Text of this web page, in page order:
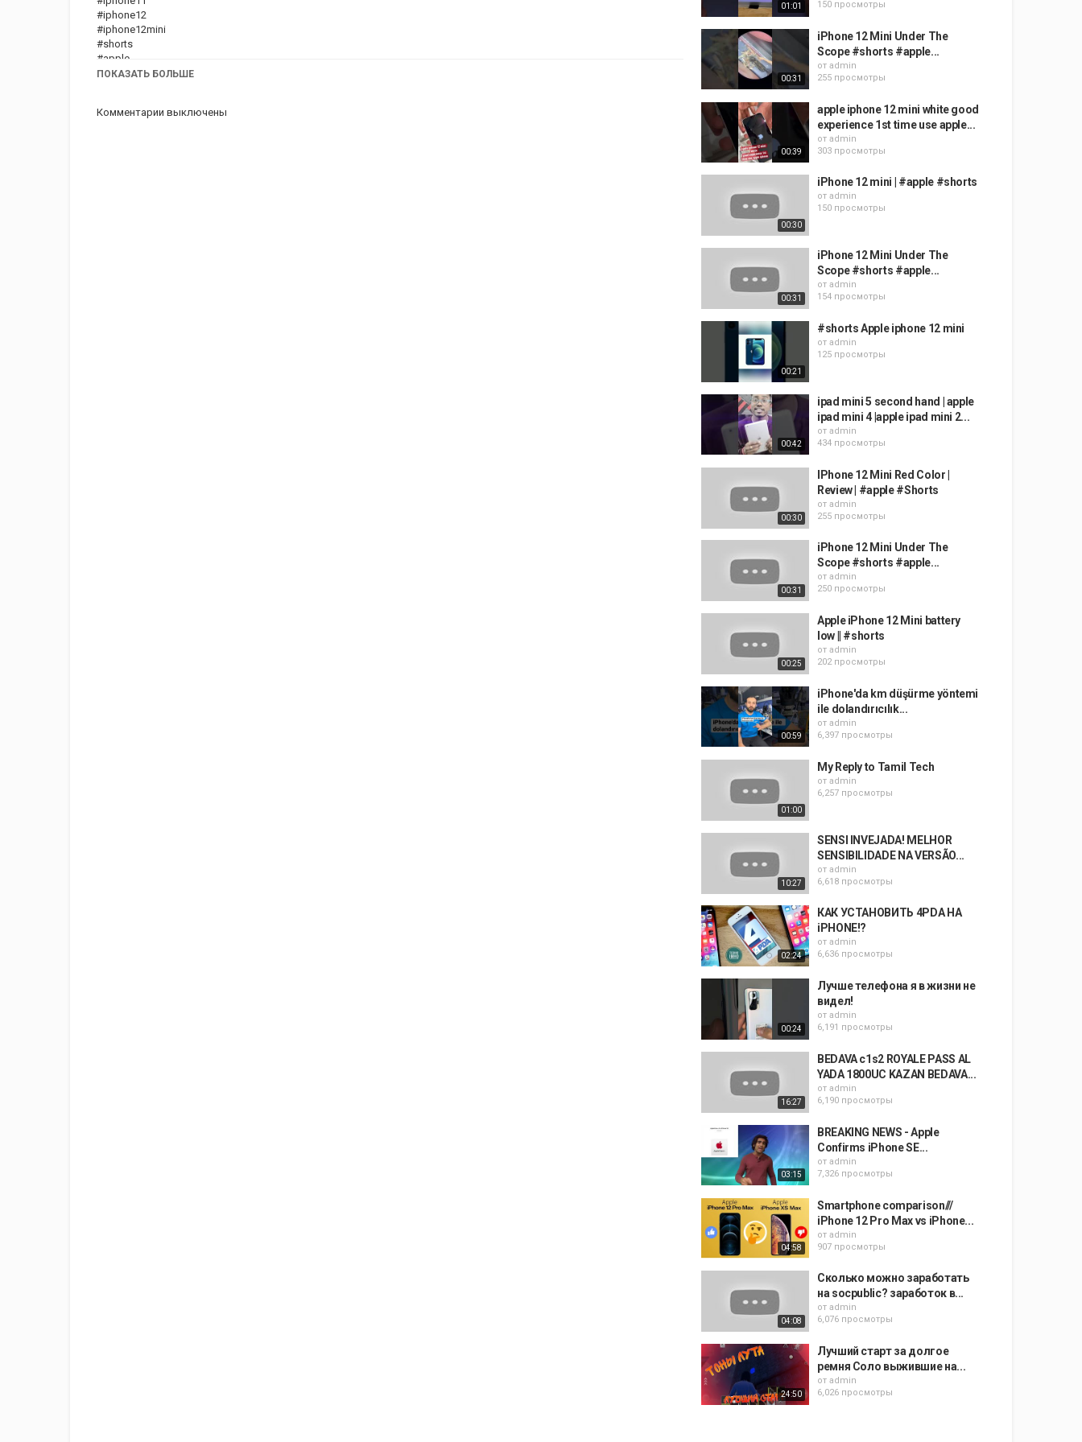
#iphone12
#iphone12mini
#shorts
#apple
ПОКАЗАТЬ БОЛЬШЕ
Комментарии выключены
01:01 150 просмотры
00:31
iPhone 12 Mini Under The
Scope #shorts #apple...
от admin
255 просмотры
00:39
apple iphone 12 mini white good
experience 1st time use apple...
от admin
303 просмотры
00:30
iPhone 12 mini | #apple #shorts
от admin
150 просмотры
00:31
iPhone 12 Mini Under The
Scope #shorts #apple...
от admin
154 просмотры
00:21
#shorts Apple iphone 12 mini
от admin
125 просмотры
00:42
ipad mini 5 second hand | apple
ipad mini 4 |apple ipad mini 2...
от admin
434 просмотры
00:30
IPhone 12 Mini Red Color |
Review | #apple #Shorts
от admin
255 просмотры
00:31
iPhone 12 Mini Under The
Scope #shorts #apple...
от admin
250 просмотры
00:25
Apple iPhone 12 Mini battery
low || #shorts
от admin
202 просмотры
00:59
iPhone'da km düşürme yöntemi
ile dolandırıcılık...
от admin
6,397 просмотры
01:00
My Reply to Tamil Tech
от admin
6,257 просмотры
10:27
SENSI INVEJADA! MELHOR
SENSIBILIDADE NA VERSÃO...
от admin
6,618 просмотры
02:24
КАК УСТАНОВИТЬ 4PDA НА
iPHONE!?
от admin
6,636 просмотры
00:24
Лучше телефона я в жизни не
видел!
от admin
6,191 просмотры
16:27
BEDAVA c1s2 ROYALE PASS AL
YADA 1800UC KAZAN BEDAVA...
от admin
6,190 просмотры
03:15
BREAKING NEWS - Apple
Confirms iPhone SE...
от admin
7,326 просмотры
04:58
Smartphone comparison///
iPhone 12 Pro Max vs iPhone...
от admin
907 просмотры
04:08
Сколько можно заработать
на socpublic? заработок в...
от admin
6,076 просмотры
24:50
Лучший старт за долгое
ремня Соло выжившие на...
от admin
6,026 просмотры